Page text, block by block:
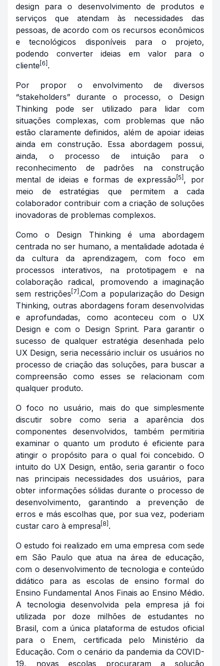
design para o desenvolvimento de produtos e
serviços que atendam às necessidades das
pessoas, de acordo com os recursos econômicos
e tecnológicos disponíveis para o projeto,
podendo converter ideias em valor para o
cliente [6] .
Por propor o envolvimento de diversos
“stakeholders” durante o processo, o Design
Thinking pode ser utilizado para lidar com
situações complexas, com problemas que não
estão claramente definidos, além de apoiar ideias
ainda em construção. Essa abordagem possui,
ainda, o processo de intuição para o
reconhecimento de padrões na construção
mental de ideias e formas de expressão [5] , por
meio de estratégias que permitem a cada
colaborador contribuir com a criação de soluções
inovadoras de problemas complexos.
Como o Design Thinking é uma abordagem
centrada no ser humano, a mentalidade adotada é
da cultura da aprendizagem, com foco em
processos interativos, na prototipagem e na
colaboração radical, promovendo a imaginação
sem restrições [7] .Com a popularização do Design
Thinking, outras abordagens foram desenvolvidas
e aprofundadas, como aconteceu com o UX
Design e com o Design Sprint. Para garantir o
sucesso de qualquer estratégia desenhada pelo
UX Design, seria necessário incluir os usuários no
processo de criação das soluções, para buscar a
compreensão como esses se relacionam com
qualquer produto.
O foco no usuário, mais do que simplesmente
discutir sobre como seria a aparência dos
componentes desenvolvidos, também permitiria
examinar o quanto um produto é eficiente para
atingir o propósito para o qual foi concebido. O
intuito do UX Design, então, seria garantir o foco
nas principais necessidades dos usuários, para
obter informações sólidas durante o processo de
desenvolvimento, garantindo a prevenção de
erros e más escolhas que, por sua vez, poderiam
custar caro à empresa [8] .
O estudo foi realizado em uma empresa com sede
em São Paulo que atua na área de educação,
com o desenvolvimento de tecnologia e conteúdo
didático para as escolas de ensino formal do
Ensino Fundamental Anos Finais ao Ensino Médio.
A tecnologia desenvolvida pela empresa já foi
utilizada por doze milhões de estudantes no
Brasil, com a única plataforma de estudos oficial
para o Enem, certificada pelo Ministério da
Educação. Com o cenário da pandemia da COVID-
19, novas escolas procuraram a solução